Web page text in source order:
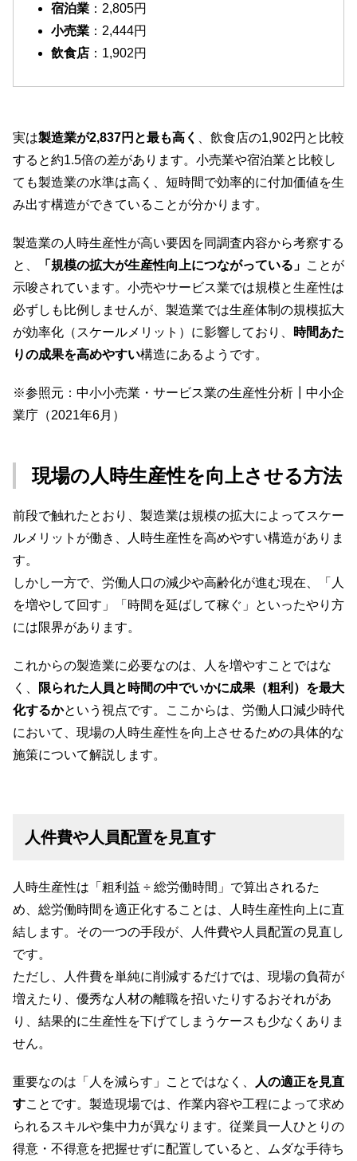
宿泊業：2,805円
小売業：2,444円
飲食店：1,902円
実は製造業が2,837円と最も高く
、飲食店の1,902円と比較
すると約1.5倍の差があります。小売業や宿泊業と比較し
ても製造業の水準は高く、短時間で効率的に付加価値を生
み出す構造ができていることが分かります。
製造業の人時生産性が高い要因を同調査内容から考察する
と、
「規模の拡大が生産性向上につながっている」 ことが
示唆されています。小売やサービス業では規模と生産性は
必ずしも比例しませんが、製造業では生産体制の規模拡大
が効率化（スケールメリット）に影響しており、
時間あた
りの成果を高めやすい構造にあるようです。
※参照元： 中小小売業・サービス業の生産性分析┃中小企
業庁（2021年6月）
現場の人時生産性を向上させる方法
前段で触れたとおり、製造業は規模の拡大によってスケー
ルメリットが働き、人時生産性を高めやすい構造がありま
す。
しかし一方で、労働人口の減少や高齢化が進む現在、「人
を増やして回す」「時間を延ばして稼ぐ」といったやり方
には限界があります。
これからの製造業に必要なのは、人を増やすことではな
く、
限られた人員と時間の中でいかに成果（粗利）を最大
化するかという視点です。ここからは、労働人口減少時代
において、現場の人時生産性を向上させるための具体的な
施策について解説します。
人件費や人員配置を見直す
人時生産性は「粗利益 ÷ 総労働時間」で算出されるた
め、総労働時間を適正化することは、人時生産性向上に直
結します。その一つの手段が、人件費や人員配置の見直し
です。
ただし、人件費を単純に削減するだけでは、現場の負荷が
増えたり、優秀な人材の離職を招いたりするおそれがあ
り、結果的に生産性を下げてしまうケースも少なくありま
せん。
重要なのは「人を減らす」ことではなく、
人の適正を見直
すことです。製造現場では、作業内容や工程によって求め
られるスキルや集中力が異なります。従業員一人ひとりの
得意・不得意を把握せずに配置していると、ムダな手待ち